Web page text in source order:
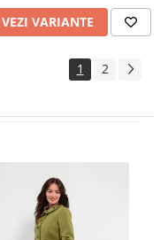
VEZI VARIANTE
1 2